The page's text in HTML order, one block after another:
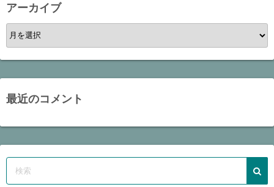
アーカイブ
ア
ー
カ
イ
ブ
最近のコメント